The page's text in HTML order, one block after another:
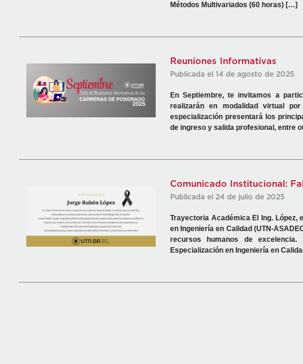
Métodos Multivariados (60 horas) […]
Reuniones Informativas
Publicada el 14 de agosto de 2025
En Septiembre, te invitamos a
realizarán en modalidad virtual
especialización presentará los
de ingreso y salida profesional, entre
Comunicado Institucional:
Publicada el 24 de julio de 2025
Trayectoria Académica El Ing.
en Ingeniería en Calidad (UTN-
recursos humanos de
Especialización en Ingeniería en